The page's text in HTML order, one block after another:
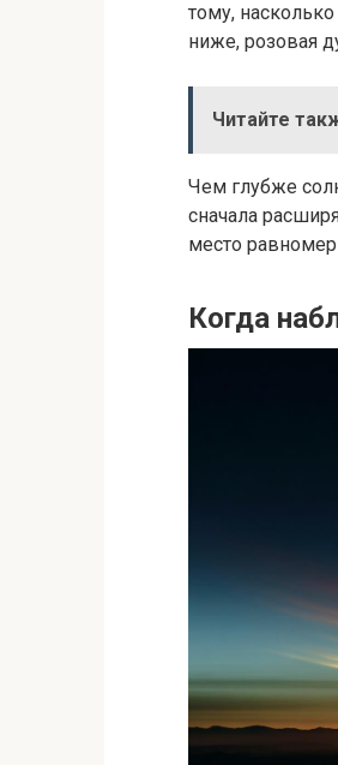
тому,
ниже, розовая
Читайте
Чем глубже
сначала
место
Когда